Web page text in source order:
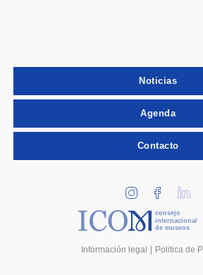
Noticias
Agenda
Contacto
consejo
internacional
de museos
Información legal Politica de